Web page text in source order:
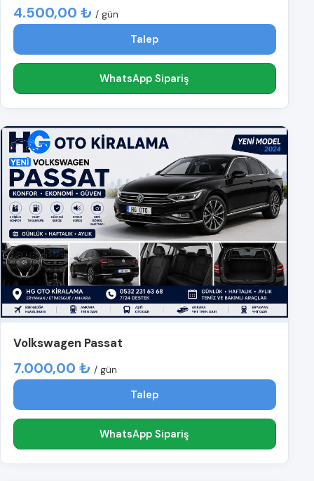
4.500,00 ₺ / gün
Talep
WhatsApp Sipariş
Volkswagen Passat
7.000,00 ₺ / gün
Talep
WhatsApp Sipariş